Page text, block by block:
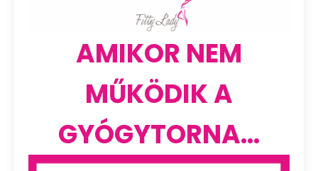
AMIKOR NEM
MŰKÖDIK A
GYÓGYTORNA...